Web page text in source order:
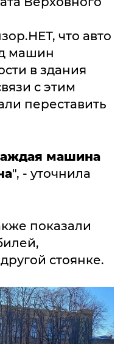
что авто
машин
в здания
с этим
переставить
машина
", - уточнила
показали
стоянке.